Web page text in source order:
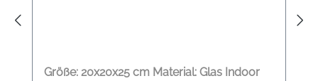
Größe: 20x20x25 cm Material: Glas Indoor